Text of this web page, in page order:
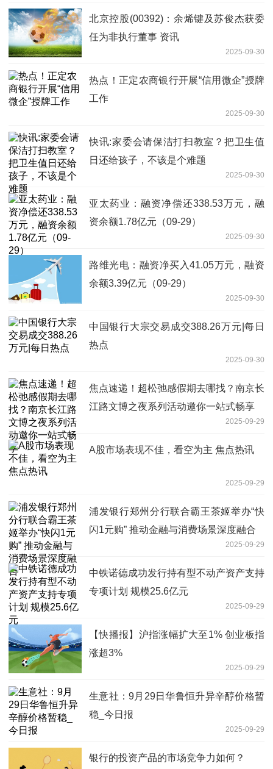
北京控股(00392)：余烯键及苏俊杰获委
任为非执行董事 资讯
2025-09-30
热点！正定农商银行开展“信用微企”授牌
工作
2025-09-30
快讯:家委会请保洁打扫教室？把卫生值
日还给孩子，不该是个难题
2025-09-30
亚太药业：融资净偿还338.53万元，融
资余额1.78亿元（09-29）
2025-09-30
路维光电：融资净买入41.05万元，融资
余额3.39亿元（09-29）
2025-09-30
中国银行大宗交易成交388.26万元|每日
热点
2025-09-30
焦点速递！超松弛感假期去哪找？南京长
江路文博之夜系列活动邀你一站式畅享
2025-09-29
A股市场表现不佳，看空为主 焦点热讯
2025-09-29
浦发银行郑州分行联合霸王茶姬举办“快
闪1元购” 推动金融与消费场景深度融合
2025-09-29
中铁诺德成功发行持有型不动产资产支持
专项计划 规模25.6亿元
2025-09-29
【快播报】沪指涨幅扩大至1% 创业板指
涨超3%
2025-09-29
生意社：9月29日华鲁恒升异辛醇价格暂
稳_今日报
2025-09-29
银行的投资产品的市场竞争力如何？